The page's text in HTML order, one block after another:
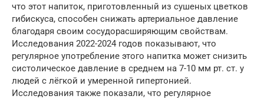
что этот напиток, приготовленный из сушеных цветков
гибискуса, способен снижать артериальное давление
благодаря своим сосудорасширяющим свойствам.
Исследования 2022-2024 годов показывают, что
регулярное употребление этого напитка может снизить
систолическое давление в среднем на 7-10 мм рт. ст. у
людей с лёгкой и умеренной гипертонией.
Исследования также показали, что регулярное